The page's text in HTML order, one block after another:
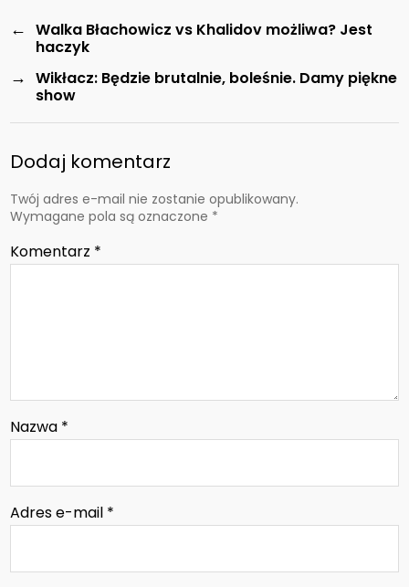
← Walka Błachowicz vs Khalidov możliwa? Jest
haczyk
→ Wikłacz: Będzie brutalnie, boleśnie. Damy piękne
show
Dodaj komentarz
Twój adres e-mail nie zostanie opublikowany.
Wymagane pola są oznaczone *
Komentarz *
Nazwa *
Adres e-mail *